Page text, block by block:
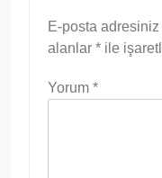
E-posta
alanlar * ile
Yorum *